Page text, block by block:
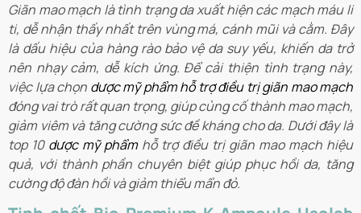
Giãn mao mạch là tình trạng da xuất hiện các mạch máu li
ti, dễ nhận thấy nhất trên vùng má, cánh mũi và cằm. Đây
là dấu hiệu của hàng rào bảo vệ da suy yếu, khiến da trở
nên nhạy cảm, dễ kích ứng. Để cải thiện tình trạng này,
việc lựa chọn dược mỹ phẩm hỗ trợ điều trị giãn mao mạch
đóng vai trò rất quan trọng, giúp củng cố thành mao mạch,
giảm viêm và tăng cường sức đề kháng cho da. Dưới đây là
top 10 dược mỹ phẩmhỗ trợ điều trị giãn mao mạch hiệu
quả, với thành phần chuyên biệt giúp phục hồi da, tăng
cường độ đàn hồi và giảm thiểu mẩn đỏ.